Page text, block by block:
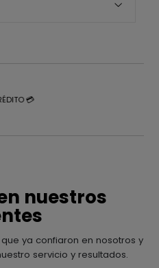
💳
nuestros
ya confiaron en nosotros y
servicio y resultados.